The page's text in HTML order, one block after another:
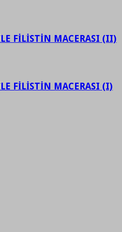
FİLİSTİN MACERASI (II)
FİLİSTİN MACERASI (I)